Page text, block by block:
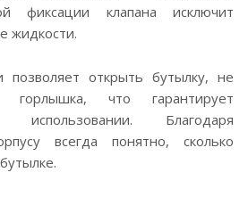
фиксации клапана исключит
жидкости.
позволяет открыть бутылку, не
горлышка, что гарантирует
использовании. Благодаря
всегда понятно, сколько